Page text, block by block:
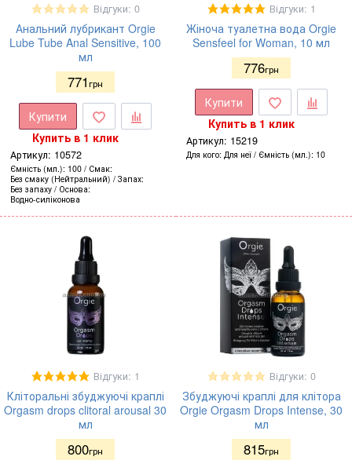
Відгуки: 0
Анальний лубрикант Orgie
Lube Tube Anal Sensitive, 100
мл
771грн
Купити
Купить в 1 клик
Артикул: 10572
Ємність (мл.) 100
Смак
Без смаку (Нейтральний)
Запах
Без запаху
Основа
Водно-силіконова
Відгуки: 1
Жіноча туалетна вода Orgie
Sensfeel for Woman, 10 мл
776грн
Купити
Купить в 1 клик
Артикул: 15219
Для кого Для неї Ємність (мл.) 10
Відгуки: 1
Кліторальні збуджуючі краплі
Orgasm drops clitoral arousal 30
мл
800грн
Відгуки: 0
Збуджуючі краплі для клітора
Orgie Orgasm Drops Intense, 30
мл
815грн